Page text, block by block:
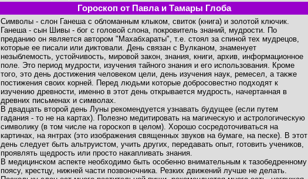
Гороскоп от Павла и Тамары Глоба
Символы - слон Ганеша с обломанным клыком, свиток (книга) и золотой ключик.
Ганеша - сын Шивы - бог с головой слона, покровитель знаний, мудрости. По
преданию он является автором "Махабхараты", т.е. стоял за спиной тех мудрецов,
которые ее писали или диктовали. День связан с Вулканом, знаменует
незыблемость, устойчивость, мировой закон, знания, книги, архив, информационное
поле. Это период мудрости, изучения тайного знания и его использования. Кроме
того, это день достижения человеком цели, день изучения наук, ремесел, а также
постижения своих корней. Перед людьми которые добросовестно подходят к
изучению древности, именно в этот день открывается мудрость, начертанная в
древних письменах и символах.
В двадцать второй день Луны рекомендуется узнавать будущее (если путем
гадания - то не на картах). Полезно медитировать на магическую и астрологическую
символику (в том числе на гороскоп в целом). Хорошо сосредоточиваться на
картинах, на янтрах (это изображения священных звуков на бумаге, на песке). В этот
день следует быть альтруистом, учить других, передавать опыт, готовить учеников,
проявлять щедрость или просто накапливать знания.
В медицинском аспекте необходимо быть особенно внимательным к тазобедренному
поясу, крестцу, нижней части позвоночника. Резких движений лучше не делать.